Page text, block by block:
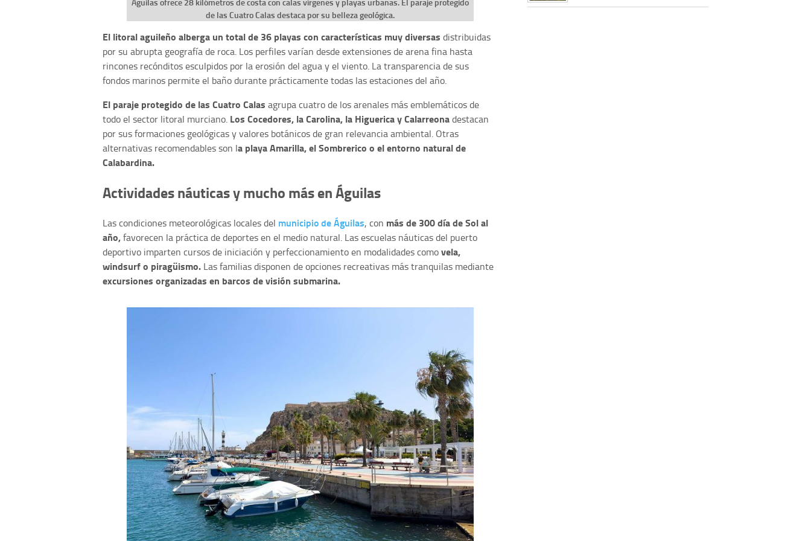
Águilas ofrece 28 kilómetros de costa con calas vírgenes y playas urbanas. El paraje protegido
de las Cuatro Calas destaca por su belleza geológica.
El litoral aguileño alberga un total de 36 playas con características muy diversas distribuidas
por su abrupta geografía de roca. Los perfiles varían desde extensiones de arena fina hasta
rincones recónditos esculpidos por la erosión del agua y el viento. La transparencia de sus
fondos marinos permite el baño durante prácticamente todas las estaciones del año.
El paraje protegido de las Cuatro Calas agrupa cuatro de los arenales más emblemáticos de
todo el sector litoral murciano. Los Cocedores, la Carolina, la Higuerica y Calarreonadestacan
por sus formaciones geológicas y valores botánicos de gran relevancia ambiental. Otras
alternativas recomendables son la playa Amarilla, el Sombrerico o el entorno natural de
Calabardina.
Actividades náuticas y mucho más en Águilas
Las condiciones meteorológicas locales del municipio de Águilas, con más de 300 día de Sol al
año,favorecen la práctica de deportes en el medio natural. Las escuelas náuticas del puerto
deportivo imparten cursos de iniciación y perfeccionamiento en modalidades comovela,
windsurf o piragüismo. Las familias disponen de opciones recreativas más tranquilas mediante
excursiones organizadas en barcos de visión submarina.